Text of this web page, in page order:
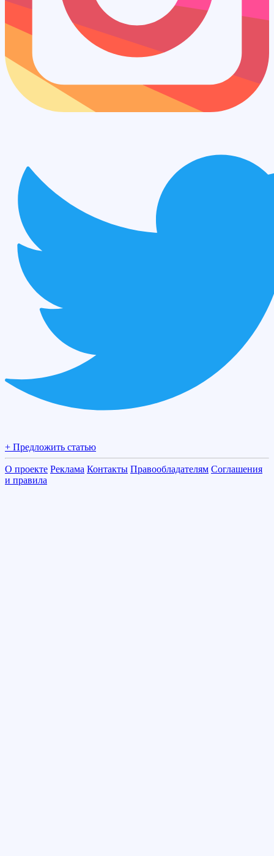
+ Предложить статью
О проекте Реклама Контакты Правообладателям Соглашения
и правила